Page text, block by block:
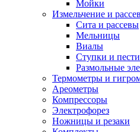
Мойки
Измельчение и рассев
Сита и рассевы
Мельницы
Виалы
Ступки и
Размольные
Термометры и
Ареометры
Компрессоры
Электрофорез
Ножницы и резаки